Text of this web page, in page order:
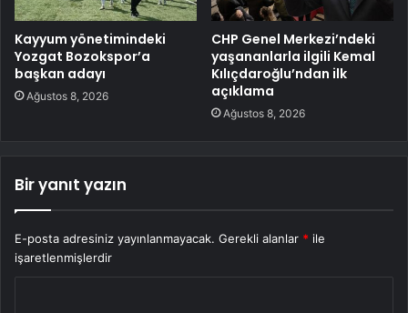
Kayyum yönetimindeki
Yozgat Bozokspor’a
başkan adayı
Ağustos 8, 2026
CHP Genel Merkezi’ndeki
yaşananlarla ilgili Kemal
Kılıçdaroğlu’ndan ilk
açıklama
Ağustos 8, 2026
Bir yanıt yazın
E-posta adresiniz yayınlanmayacak. Gerekli alanlar * ile
işaretlenmişlerdir